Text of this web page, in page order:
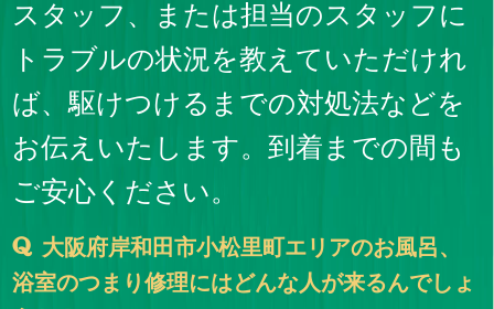
スタッフ、または担当のスタッフに
トラブルの状況を教えていただけれ
ば、駆けつけるまでの対処法などを
お伝えいたします。到着までの間も
ご安心ください。
大阪府岸和田市小松里町エリアのお風呂、
浴室のつまり修理にはどんな人が来るんでしょ